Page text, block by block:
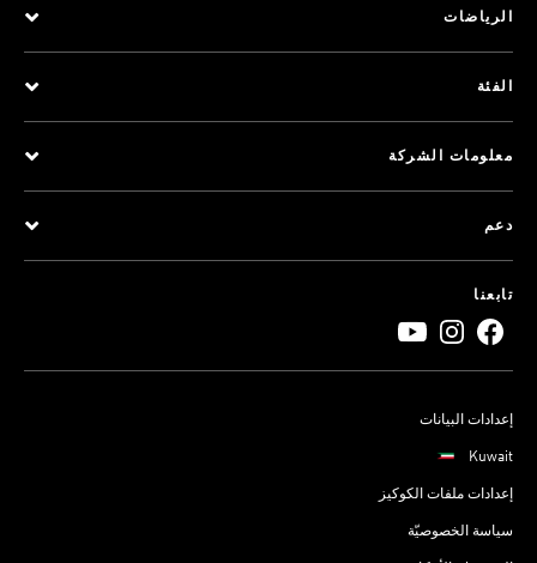
الرياضات
الفئة
معلومات الشركة
دعم
تابعنا
إعدادات البيانات
Kuwait
إعدادات ملفات الكوكيز
سياسة الخصوصيّة